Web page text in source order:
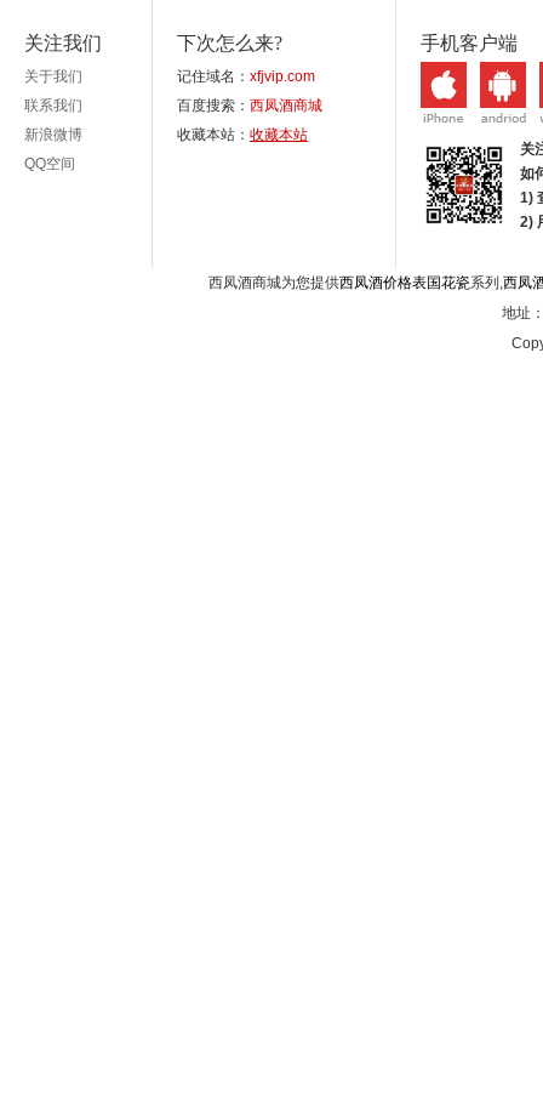
关注我们
关于我们
联系我们
新浪微博
QQ空间
下次怎么来?
记住域名： xfjvip.com
百度搜索： 西凤酒商城
收藏本站： 收藏本站
手机客户端
关
如
1)
2)
西凤酒商城为您提供西凤酒价格表国花瓷系列,西凤
地址